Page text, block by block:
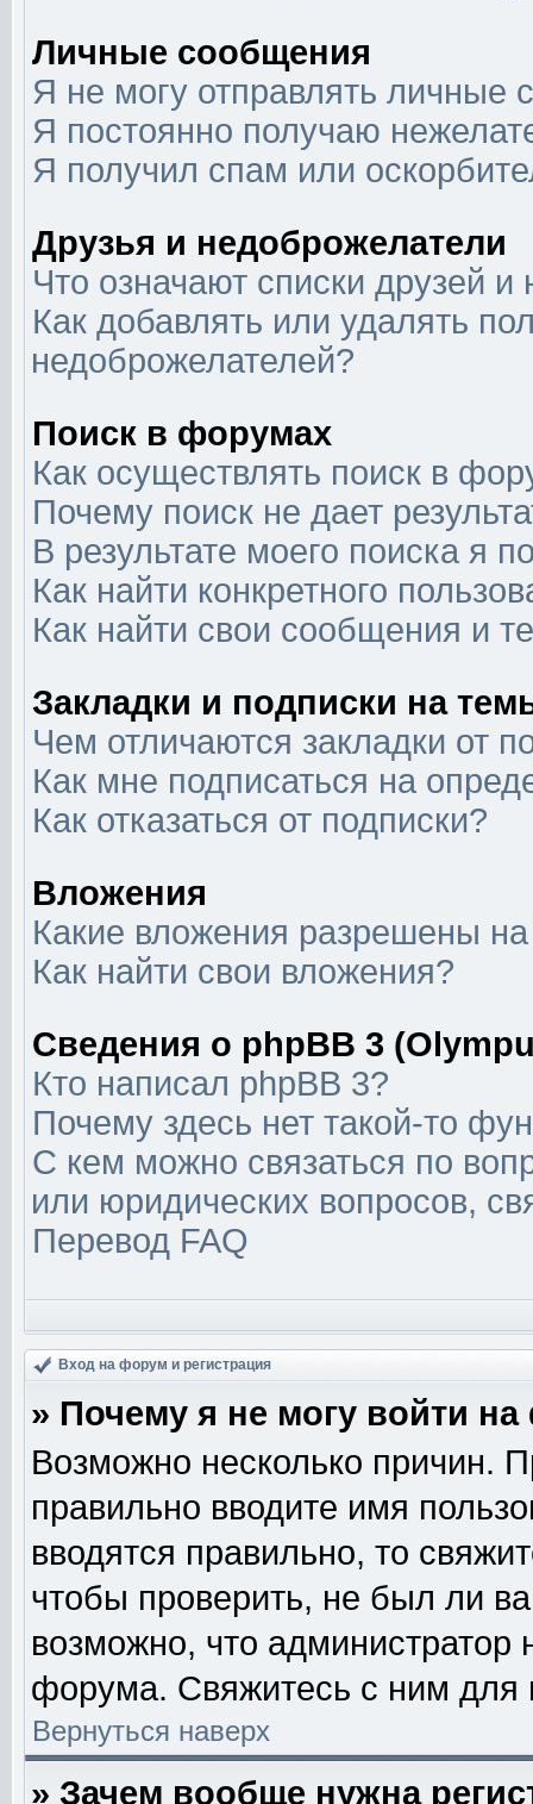
Личные сообщения
Я не могу отправлять личные
Я постоянно получаю
Я получил спам или
Друзья и недоброжелатели
Что означают списки друзей
Как добавлять или удалять
недоброжелателей?
Поиск в форумах
Как осуществлять поиск в
Почему поиск не дает
В результате моего поиска я
Как найти конкретного
Как найти свои сообщения и
Закладки и подписки на
Чем отличаются закладки от
Как мне подписаться на
Как отказаться от подписки?
Вложения
Какие вложения разрешены
Как найти свои вложения?
Сведения о phpBB 3
Кто написал phpBB 3?
Почему здесь нет такой-то
С кем можно связаться по
или юридических вопросов,
Перевод FAQ
Вход на форум и регистрация
» Почему я не могу войти
Возможно несколько причин.
правильно вводите имя
вводятся правильно, то
чтобы проверить, не был ли
возможно, что
форума. Свяжитесь с ним для
Вернуться наверх
» Зачем вообще нужна